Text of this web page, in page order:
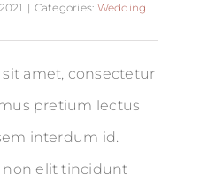
| Categories: Wedding
amet, consectetur
pretium lectus
interdum id.
non elit tincidunt